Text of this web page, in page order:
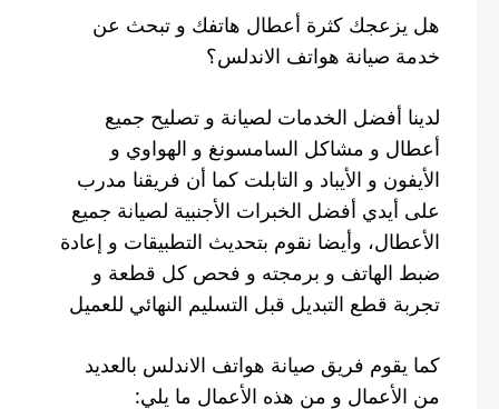
هل يزعجك كثرة أعطال هاتفك و تبحث عن
خدمة صيانة هواتف الاندلس؟
لدينا أفضل الخدمات لصيانة و تصليح جميع
أعطال و مشاكل السامسونغ و الهواوي و
الأيفون و الأيباد و التابلت كما أن فريقنا مدرب
على أيدي أفضل الخبرات الأجنبية لصيانة جميع
الأعطال، وأيضا نقوم بتحديث التطبيقات و إعادة
ضبط الهاتف و برمجته و فحص كل قطعة و
تجربة قطع التبديل قبل التسليم النهائي للعميل
كما يقوم فريق صيانة هواتف الاندلس بالعديد
من الأعمال و من هذه الأعمال ما يلي: